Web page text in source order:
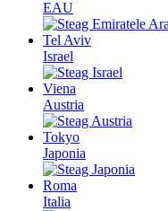
EAU
Tel Aviv
Israel
Viena
Austria
Tokyo
Japonia
Roma
Italia